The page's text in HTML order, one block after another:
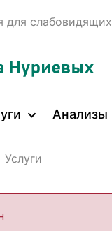
для слабовидящих
Анализы
Услуги